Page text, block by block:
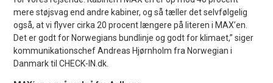
mere støjsvag end andre kabiner, og så tæller det selvfølgelig
også, at vi flyver cirka 20 procent længere på literen i MAX’en.
Det er godt for Norwegians bundlinje og godt for klimaet,” siger
kommunikationschef Andreas Hjørnholm fra Norwegian i
Danmark til CHECK-IN.dk.